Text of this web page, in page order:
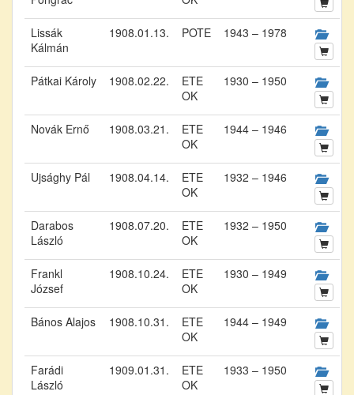
Lissák
Kálmán
1908.01.13. POTE 1943 – 1978
Pátkai Károly 1908.02.22.
ETE
OK
1930 – 1950
Novák Ernő 1908.03.21.
ETE
OK
1944 – 1946
Ujsághy Pál 1908.04.14.
ETE
OK
1932 – 1946
Darabos
László
1908.07.20.
ETE
OK
1932 – 1950
Frankl
József
1908.10.24.
ETE
OK
1930 – 1949
Bános Alajos 1908.10.31.
ETE
OK
1944 – 1949
Farádi
László
1909.01.31.
ETE
OK
1933 – 1950